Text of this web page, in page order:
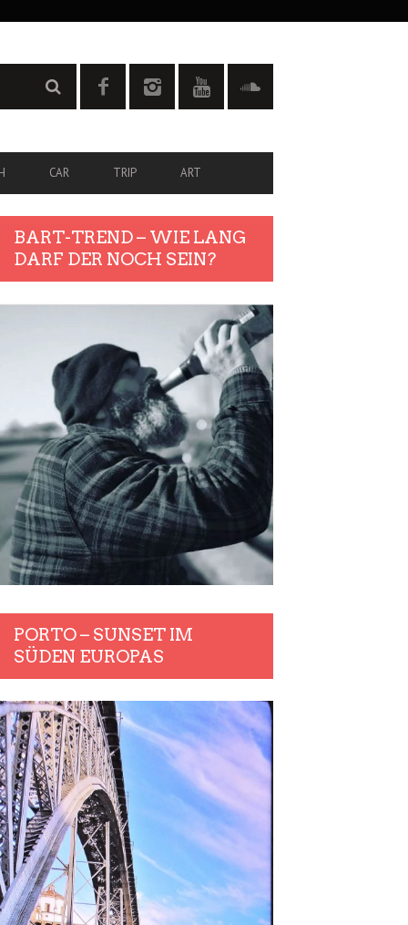
CAR TRIP ART
BART-TREND – WIE LANG
DARF DER NOCH SEIN?
PORTO – SUNSET IM
SÜDEN EUROPAS